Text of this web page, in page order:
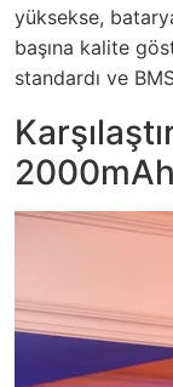
yüksekse,
başına kalite
standardı ve